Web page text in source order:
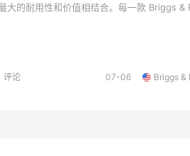
大的耐用性和价值相结合。每一款 Briggs &
评论 07-06 Briggs &